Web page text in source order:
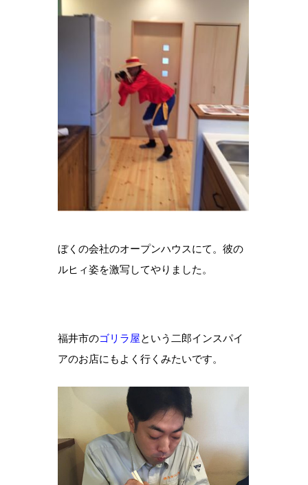
ぼくの会社のオープンハウスにて。彼の
ルヒィ姿を激写してやりました。
福井市のゴリラ屋という二郎インスパイ
アのお店にもよく行くみたいです。